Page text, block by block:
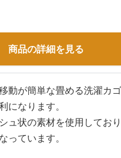
商品の詳細を見る
動が簡単な畳める洗濯カ
になります。
ュ状の素材を使用してお
っています。